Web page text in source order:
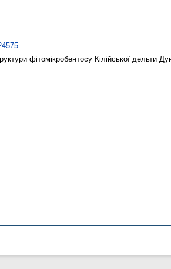
фітомікробентосу Кілійської дельти